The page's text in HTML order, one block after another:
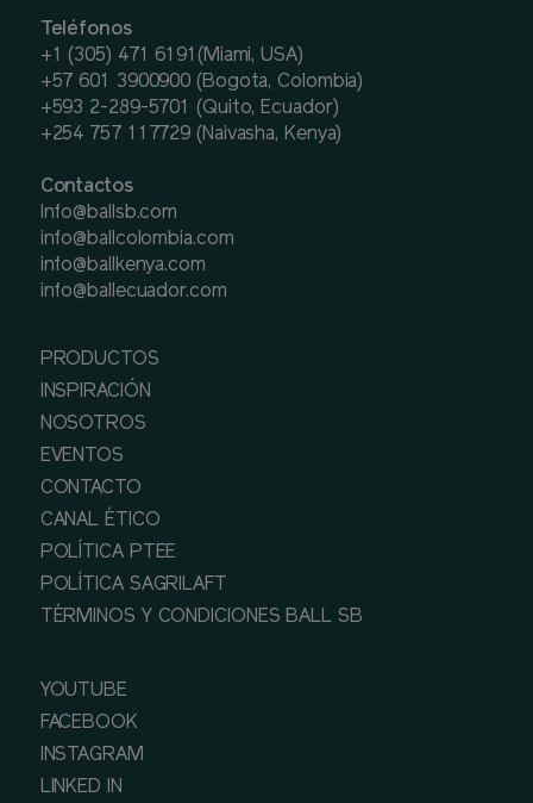
Teléfonos
+1 (305) 471 6191(Miami, USA)
+57 601 3900900 (Bogota, Colombia)
+593 2-289-5701 (Quito, Ecuador)
+254 757 117729 (Naivasha, Kenya)
Contactos
Info@ballsb.com
info@ballcolombia.com
info@ballkenya.com
info@ballecuador.com
PRODUCTOS
INSPIRACIÓN
NOSOTROS
EVENTOS
CONTACTO
CANAL ÉTICO
POLÍTICA PTEE
POLÍTICA SAGRILAFT
TÉRMINOS Y CONDICIONES BALL SB
YOUTUBE
FACEBOOK
INSTAGRAM
LINKED IN